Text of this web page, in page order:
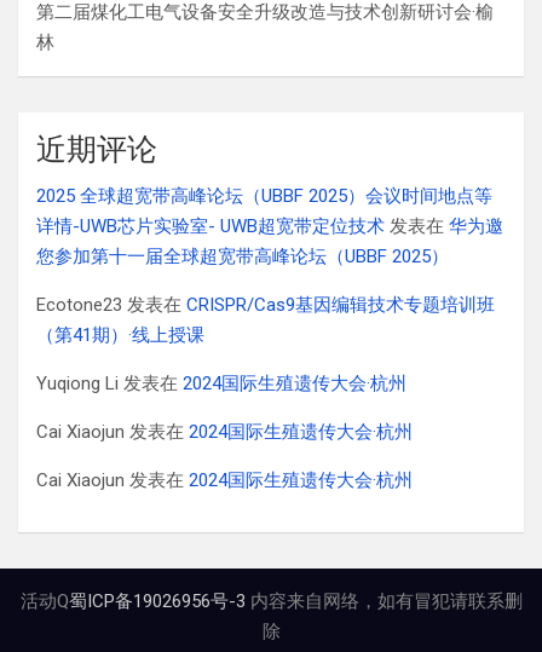
第二届煤化工电气设备安全升级改造与技术创新研讨会·榆
林
近期评论
2025 全球超宽带高峰论坛（UBBF 2025）会议时间地点等
详情-UWB芯片实验室- UWB超宽带定位技术 发表在 华为邀
您参加第十一届全球超宽带高峰论坛（UBBF 2025）
Ecotone23 发表在 CRISPR/Cas9基因编辑技术专题培训班
（第41期）·线上授课
Yuqiong Li 发表在 2024国际生殖遗传大会·杭州
Cai Xiaojun 发表在 2024国际生殖遗传大会·杭州
Cai Xiaojun 发表在 2024国际生殖遗传大会·杭州
活动Q蜀ICP备19026956号-3 内容来自网络，如有冒犯请联系删
除